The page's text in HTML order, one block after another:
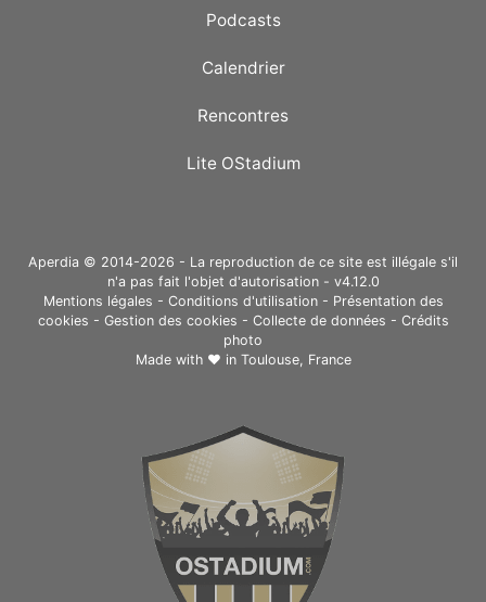
Podcasts
Calendrier
Rencontres
Lite OStadium
Aperdia © 2014-2026 - La reproduction de ce site est illégale s'il
n'a pas fait l'objet d'autorisation - v4.12.0
Mentions légales - Conditions d'utilisation- Présentation des
cookies - Gestion des cookies - Collecte de données - Crédits
photo
Made with ❤ in Toulouse, France